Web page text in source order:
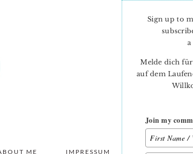
ME IMPRESSUM DATENSCHUTZ
Sign up to
Melde dich
auf dem
Join my